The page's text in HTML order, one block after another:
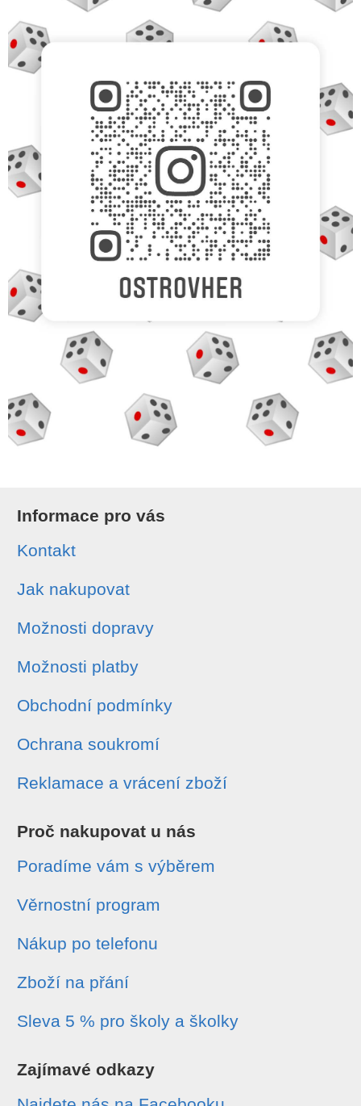
Informace pro vás
Kontakt
Jak nakupovat
Možnosti dopravy
Možnosti platby
Obchodní podmínky
Ochrana soukromí
Reklamace a vrácení zboží
Proč nakupovat u nás
Poradíme vám s výběrem
Věrnostní program
Nákup po telefonu
Zboží na přání
Sleva 5 % pro školy a školky
Zajímavé odkazy